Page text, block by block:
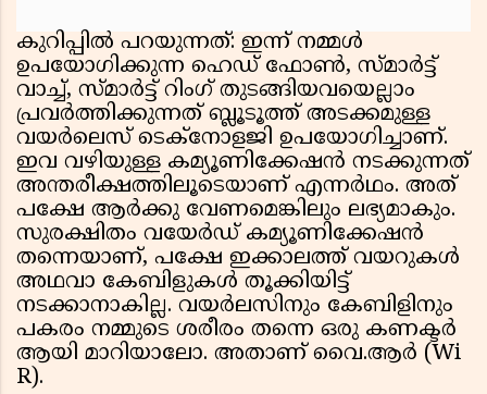
കുറിപ്പിൽ പറയുന്നത്: ഇന്ന് നമ്മൾ
ഉപയോഗിക്കുന്ന ഹെഡ് ഫോൺ, സ്മാർട്ട്
വാച്ച്, സ്മാർട്ട് റിംഗ് തുടങ്ങിയവയെല്ലാം
പ്രവര്‍ത്തിക്കുന്നത് ബ്ലൂടൂത്ത് അടക്കമുള്ള
വയർലെസ് ടെക്നോളജി ഉപയോഗിച്ചാണ്.
ഇവ വഴിയുള്ള കമ്യൂണിക്കേഷന്‍ നടക്കുന്നത്
അന്തരീക്ഷത്തിലൂടെയാണ് എന്നര്‍ഥം. അത്
പക്ഷേ ആർക്കു വേണമെങ്കിലും ലഭ്യമാകും.
സുരക്ഷിതം വയേര്‍ഡ് കമ്യൂണിക്കേഷന്‍
തന്നെയാണ്, പക്ഷേ ഇക്കാലത്ത് വയറുകള്‍
അഥവാ കേബിളുകള്‍ തൂക്കിയിട്ട്
നടക്കാനാകില്ല. വയര്‍ലസിനും കേബിളിനും
പകരം നമ്മുടെ ശരീരം തന്നെ ഒരു കണക്ടര്‍
ആയി മാറിയാലോ. അതാണ് വൈ.ആര്‍ (Wi
R).